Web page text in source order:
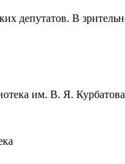
депутатов. В
им. В. Я.